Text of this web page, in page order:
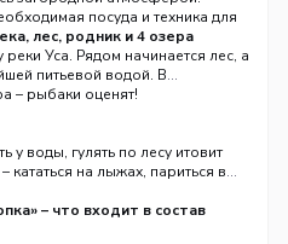
посуда и техника для
компанию
лес, родник и 4 озера
Уса. Рядом начинается лес, а
питьевой водой. В
– рыбаки оценят!
хозяин Сергей готовит
у воды, гулять по лесу и
на лыжах, париться в
– что входит в состав